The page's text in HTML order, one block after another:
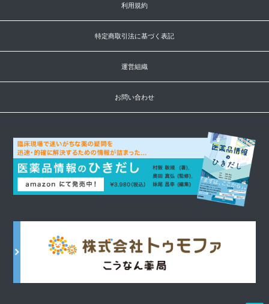
利用規約
特定商取引法に基づく表記
運営組織
お問い合わせ